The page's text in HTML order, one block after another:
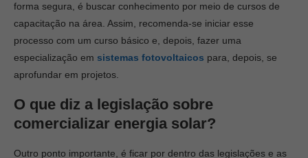
forma segura, é buscar conhecimento por meio de cursos de
capacitação na área. Assim, recomenda-se iniciar esse
processo com um curso básico e, depois, fazer uma
especialização em sistemas fotovoltaicos para, depois, se
aprofundar em projetos.
O que diz a legislação sobre
comercializar energia solar?
Outro ponto importante, é ficar por dentro das legislações e as